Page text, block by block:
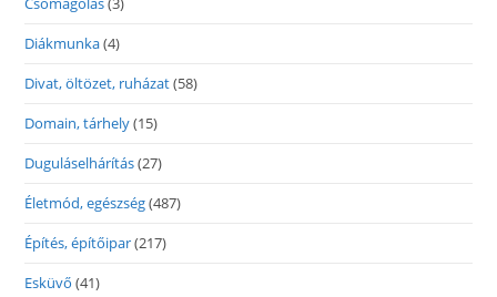
Diákmunka(4)
Divat, öltözet, ruházat(58)
Domain, tárhely(15)
Duguláselhárítás(27)
Életmód, egészség(487)
Építés, építőipar(217)
Esküvő (41)